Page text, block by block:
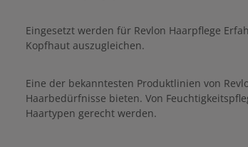
Eingesetzt werden für Revlon Haarpflege
Kopfhaut auszugleichen.
Eine der bekanntesten Produktlinien von
Haarbedürfnisse bieten. Von
Haartypen gerecht werden.